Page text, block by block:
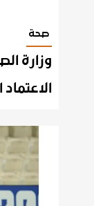
صحة
وزارة